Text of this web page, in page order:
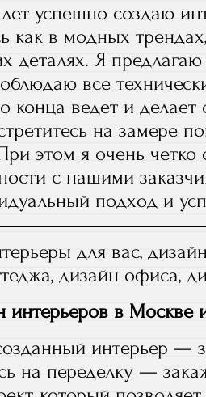
успешно создаю
как в модных
деталях. Я
все
конца ведет и
на замере
этом я очень
с нашими
подход и
для вас,
дизайн офиса,
интерьеров в Москве
интерьер —
на переделку —